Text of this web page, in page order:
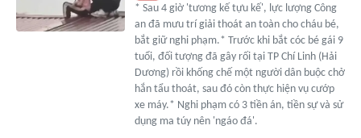
* Sau 4 giờ 'tương kế tựu kế', lực lượng Công
an đã mưu trí giải thoát an toàn cho cháu bé,
bắt giữ nghi phạm.* Trước khi bắt cóc bé gái 9
tuổi, đối tượng đã gây rối tại TP Chí Linh (Hải
Dương) rồi khống chế một người dân buộc chở
hắn tẩu thoát, sau đó còn thực hiện vụ cướp
xe máy.* Nghi phạm có 3 tiền án, tiền sự và sử
dụng ma túy nên 'ngáo đá'.